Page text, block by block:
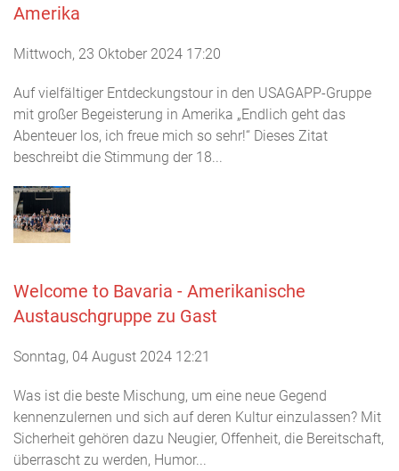
Amerika
Mittwoch, 23 Oktober 2024 17:20
Auf vielfältiger Entdeckungstour in den USAGAPP-Gruppe
mit großer Begeisterung in Amerika „Endlich geht das
Abenteuer los, ich freue mich so sehr!“ Dieses Zitat
beschreibt die Stimmung der 18...
Welcome to Bavaria - Amerikanische
Austauschgruppe zu Gast
Sonntag, 04 August 2024 12:21
Was ist die beste Mischung, um eine neue Gegend
kennenzulernen und sich auf deren Kultur einzulassen? Mit
Sicherheit gehören dazu Neugier, Offenheit, die Bereitschaft,
überrascht zu werden, Humor...